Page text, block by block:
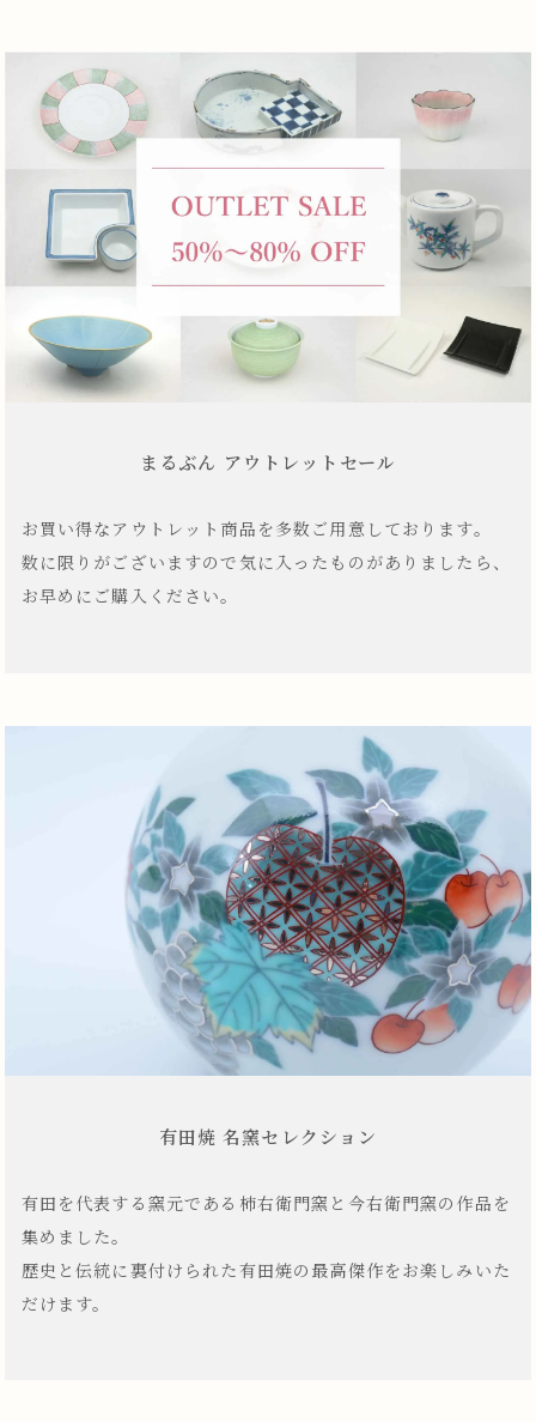
まるぶん アウトレットセール
お買い得なアウトレット商品を多数ご用意しております。
数に限りがございますので気に入ったものがありましたら、
お早めにご購入ください。
有田焼 名窯セレクション
有田を代表する窯元である柿右衛門窯と今右衛門窯の作品を
集めました。
歴史と伝統に裏付けられた有田焼の最高傑作をお楽しみいた
だけます。